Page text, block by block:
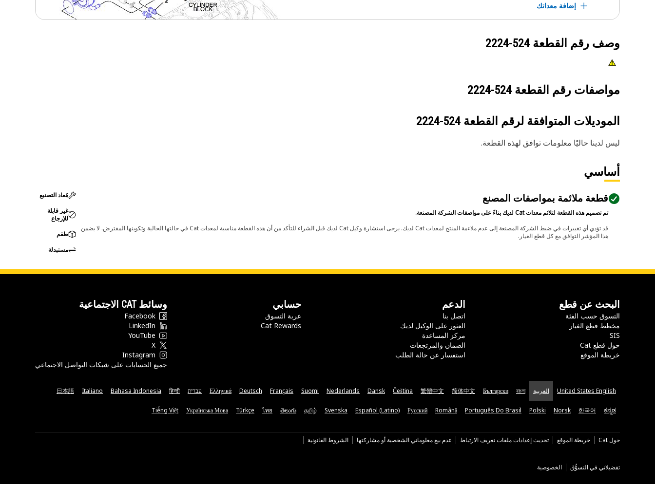
إضافة معداتك
وصف رقم القطعة 524-2224
مواصفات رقم القطعة 524-2224
الموديلات المتوافقة لرقم القطعة 524-2224
ليس لدينا حاليًا معلومات توافق لهذه القطعة.
أساسي
قطعة ملائمة بمواصفات المصنع
تم تصميم هذه القطعة لتلائم معدات Cat لديك بناءً على مواصفات الشركة المصنعة.
قد تؤدي أي تغييرات في ضبط الشركة المصنعة إلى عدم ملاءمة المنتج لمعدات Cat لديك. يرجى استشارة وكيل Cat لديك قبل الشراء للتأكد من أن هذه القطعة مناسبة لمعدات Cat في حالتها الحالية وتكوينها المفترض. لا يضمن
هذا المؤشر التوافق مع كل قطع الغيار.
مُعاد التصنيع
غير قابلة
للإرجاع
طقم
مستبدلة
البحث عن قطع
التسوق حسب الفئة
مخطط قطع الغيار
SIS
حول قطع Cat
خريطة الموقع
الدعم
اتصل بنا
العثور على الوكيل لديك
مركز المساعدة
الضمان والمرتجعات
استفسار عن حالة الطلب
حسابي
عربة التسوق
Cat Rewards
وسائط CAT الاجتماعية
Facebook
LinkedIn
YouTube
X
Instagram
جميع الحسابات على شبكات التواصل الاجتماعي
United States English العربية বাংলা
Български
简体中文
繁體中文
Čeština
Dansk
Nederlands
Suomi
Français
Deutsch
Ελληνικά עברית हिन्दी
Bahasa Indonesia
Italiano
日本語
ಕನ್ನಡ
한국어
Norsk
Polski
Português Do Brasil
Română
Русский
Español (Latino)
Svenska
தமிழ்
తెలుగు
ไทย
Türkçe
Українська Мова
Tiếng Việt
حول Cat خريطة الموقع تحديث إعدادات ملفات تعريف الارتباط عدم بيع معلوماتي الشخصية أو مشاركتها الشروط القانونية
تفضيلاتي في التسوُّق الخصوصية